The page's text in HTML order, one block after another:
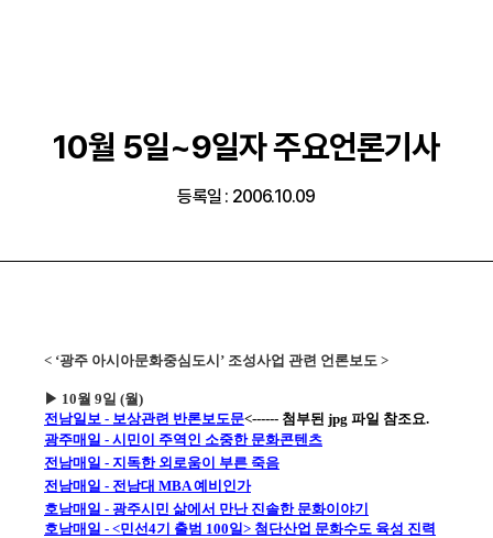
10월 5일~9일자 주요언론기사
등록일 : 2006.10.09
< ‘광주 아시아문화중심도시’ 조성사업 관련 언론보도 >
▶ 10월 9일 (월)
전남일보 - 보상관련 반론보도문<------ 첨부된 jpg 파일 참조요.
광주매일 - 시민이 주역인 소중한 문화콘텐츠
전남매일 - 지독한 외로움이 부른 죽음
전남매일 - 전남대 MBA 예비인가
호남매일 - 광주시민 삶에서 만난 진솔한 문화이야기
호남매일 - <민선4기 출범 100일> 첨단산업 문화수도 육성 진력